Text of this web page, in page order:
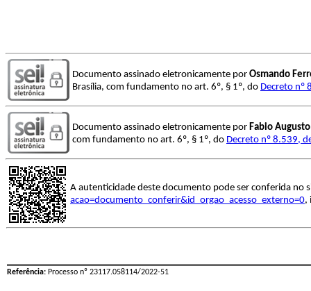
Documento assinado eletronicamente por Osmando
Brasília, com fundamento no art. 6º, § 1º, do Decreto nº
Documento assinado eletronicamente por Fabio
com fundamento no art. 6º, § 1º, do Decreto nº 8.539,
A autenticidade deste documento pode ser conferida no
acao=documento_conferir&id_orgao_acesso_externo=0,
Referência: Processo nº 23117.058114/2022-51